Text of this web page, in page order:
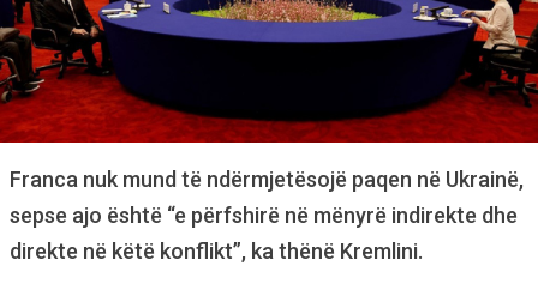
Franca nuk mund të ndërmjetësojë paqen në Ukrainë,
sepse ajo është “e përfshirë në mënyrë indirekte dhe
direkte në këtë konflikt”, ka thënë Kremlini.